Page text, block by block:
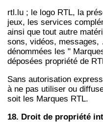
rtl.lu ; le logo RTL, la
jeux, les services
ainsi que tout autre
sons, vidéos,
dénommées les "
déposées propriété de
Sans autorisation
à ne pas utiliser ou
soit les Marques RTL.
18. Droit de propriété